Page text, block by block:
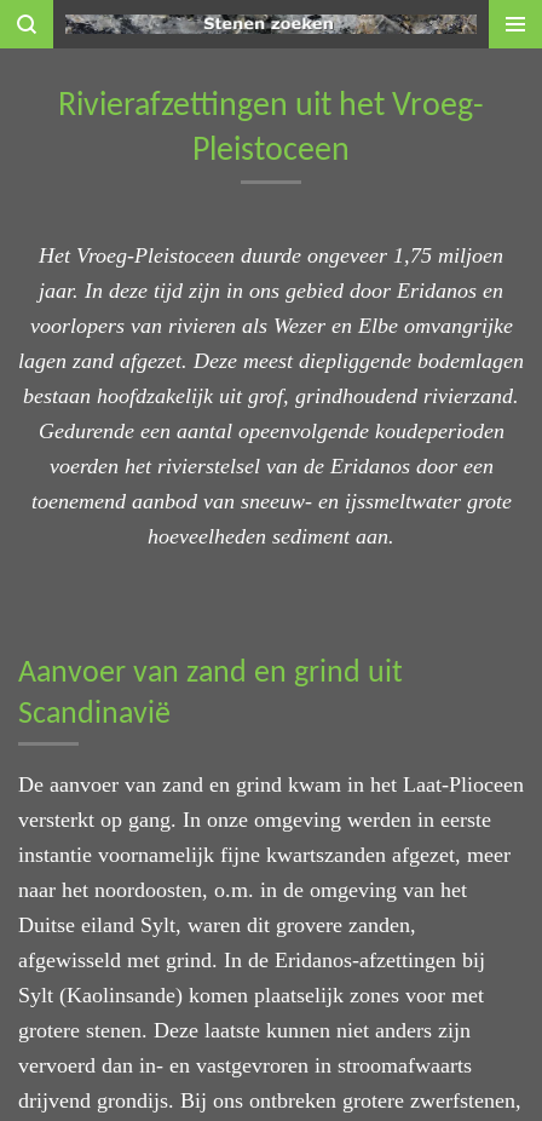
Ga
Rivierafzettingen uit het Vroeg-
Pleistoceen
Het Vroeg-Pleistoceen duurde ongeveer 1,75 miljoen
jaar. In deze tijd zijn in ons gebied door Eridanos en
voorlopers van rivieren als Wezer en Elbe omvangrijke
lagen zand afgezet. Deze meest diepliggende bodemlagen
bestaan hoofdzakelijk uit grof, grindhoudend rivierzand.
Gedurende een aantal opeenvolgende koudeperioden
voerden het rivierstelsel van de Eridanos door een
toenemend aanbod van sneeuw- en ijssmeltwater grote
hoeveelheden sediment aan.
Aanvoer van zand en grind uit
Scandinavië
De aanvoer van zand en grind kwam in het Laat-Plioceen
versterkt op gang. In onze omgeving werden in eerste
instantie voornamelijk fijne kwartszanden afgezet, meer
naar het noordoosten, o.m. in de omgeving van het
Duitse eiland Sylt, waren dit grovere zanden,
afgewisseld met grind. In de Eridanos-afzettingen bij
Sylt (Kaolinsande) komen plaatselijk zones voor met
grotere stenen. Deze laatste kunnen niet anders zijn
vervoerd dan in- en vastgevroren in stroomafwaarts
drijvend grondijs. Bij ons ontbreken grotere zwerfstenen,